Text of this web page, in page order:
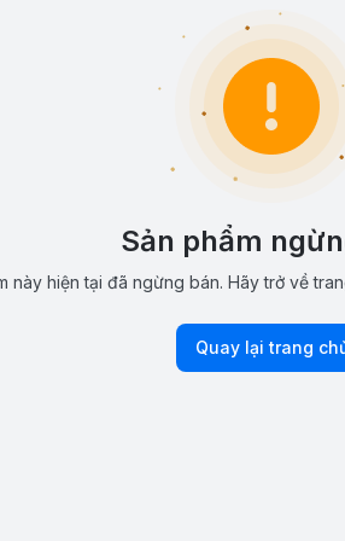
Sản phẩm
này hiện tại đã ngừng bán. Hãy trở về
Quay lại trang